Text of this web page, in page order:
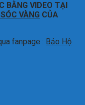
BẰNG VIDEO TẠI
VÀNG CỦA
fanpage : Bảo Hộ